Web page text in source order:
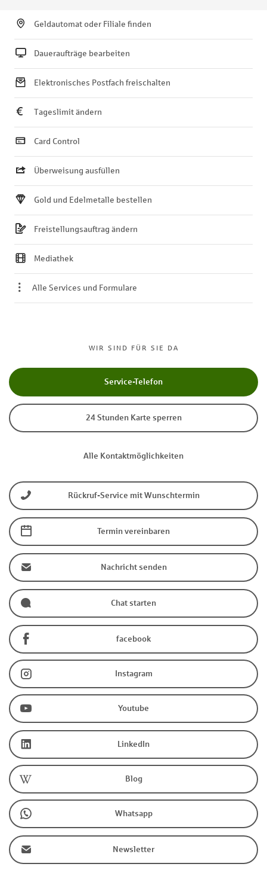
WIR SIND FÜR SIE DA
Service-Telefon
24 Stunden Karte sperren
Alle Kontaktmöglichkeiten
Rückruf-Service mit Wunschtermin
Termin vereinbaren
Nachricht senden
Chat starten
facebook
Instagram
Youtube
LinkedIn
Blog
Whatsapp
Newsletter
Geldautomat oder Filiale finden
Daueraufträge bearbeiten
Elektronisches Postfach freischalten
Tageslimit ändern
Card Control
Überweisung ausfüllen
Gold und Edelmetalle bestellen
Freistellungsauftrag ändern
Mediathek
Alle Services und Formulare